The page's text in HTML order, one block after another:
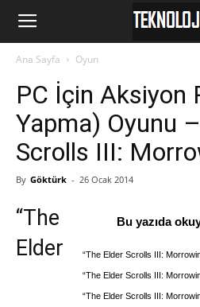
www.Teknoloji6.com
Ana Sayfa Oyun
PC İçin Aksiyon
Yapma) Oyunu
Scrolls III:
By Göktürk - 26 Ocak 2014
Bu yazıda
“The Elder Scrolls III:
“The Elder Scrolls III:
“The Elder Scrolls III:
“The
Elder